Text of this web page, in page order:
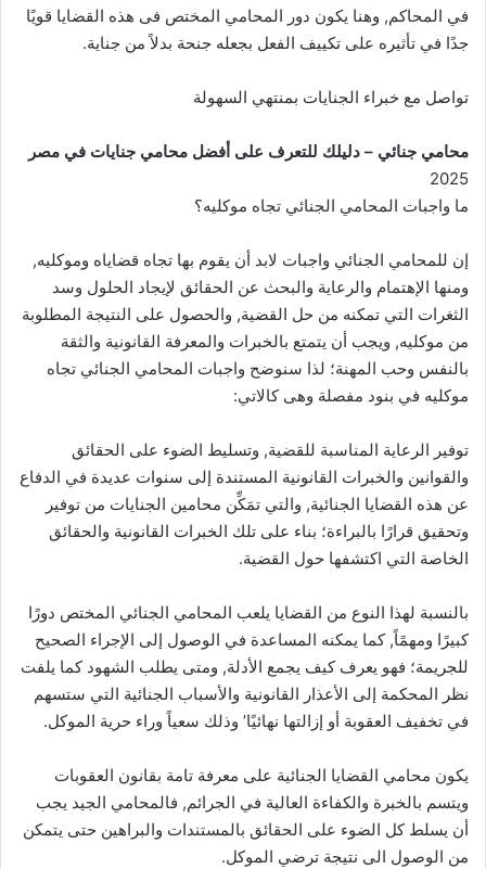
في المحاكم, وهنا يكون دور المحامي المختص فى هذه القضايا قويًا
جدًا في تأثيره على تكييف الفعل بجعله جنحة بدلاً من جناية.
تواصل مع خبراء الجنايات بمنتهي السهولة
محامي جنائي – دليلك للتعرف على أفضل محامي جنايات في مصر
2025
ما واجبات المحامي الجنائي تجاه موكليه؟
إن للمحامي الجنائي واجبات لابد أن يقوم بها تجاه قضاياه وموكليه,
ومنها الإهتمام والرعاية والبحث عن الحقائق لإيجاد الحلول وسد
الثغرات التي تمكنه من حل القضية, والحصول على النتيجة المطلوبة
من موكليه, ويجب أن يتمتع بالخبرات والمعرفة القانونية والثقة
بالنفس وحب المهنة؛ لذا سنوضح واجبات المحامي الجنائي تجاه
موكليه في بنود مفصلة وهى كالاتي:
توفير الرعاية المناسبة للقضية, وتسليط الضوء على الحقائق
والقوانين والخبرات القانونية المستندة إلى سنوات عديدة في الدفاع
عن هذه القضايا الجنائية, والتي تمَكِّن محامين الجنايات من توفير
وتحقيق قرارًا بالبراءة؛ بناء على تلك الخبرات القانونية والحقائق
الخاصة التي اكتشفها حول القضية.
بالنسبة لهذا النوع من القضايا يلعب المحامي الجنائي المختص دورًا
كبيرًا ومهمًاً, كما يمكنه المساعدة في الوصول إلى الإجراء الصحيح
للجريمة؛ فهو يعرف كيف يجمع الأدلة, ومتى يطلب الشهود كما يلفت
نظر المحكمة إلى الأعذار القانونية والأسباب الجنائية التي ستسهم
في تخفيف العقوبة أو إزالتها نهائيًا’ وذلك سعياً وراء حرية الموكل.
يكون محامي القضايا الجنائية على معرفة تامة بقانون العقوبات
ويتسم بالخبرة والكفاءة العالية في الجرائم, فالمحامي الجيد يجب
أن يسلط كل الضوء على الحقائق بالمستندات والبراهين حتى يتمكن
من الوصول الى نتيجة ترضي الموكل.